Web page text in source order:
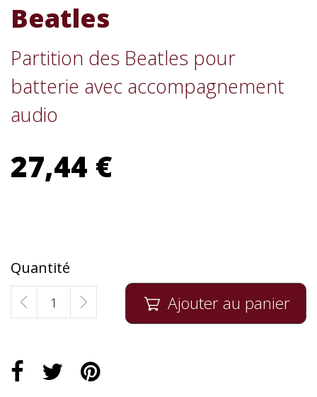
Beatles
Partition des Beatles pour
batterie avec accompagnement
audio
27,44 €
Quantité
 Ajouter au panier